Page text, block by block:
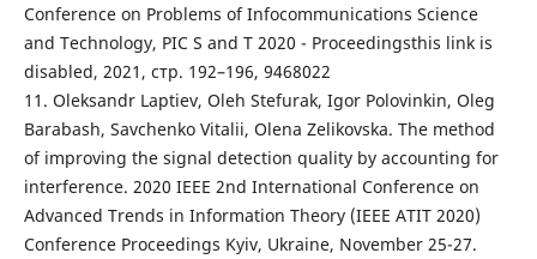
Conference on Problems of Infocommunications Science
and Technology, PIC S and T 2020 - Proceedingsthis link is
disabled, 2021, стр. 192–196, 9468022
11. Oleksandr Laptiev, Oleh Stefurak, Igor Polovinkin, Oleg
Barabash, Savchenko Vitalii, Olena Zelikovska. The method
of improving the signal detection quality by accounting for
interference. 2020 IEEE 2nd International Conference on
Advanced Trends in Information Theory (IEEE ATIT 2020)
Conference Proceedings Kyiv, Ukraine, November 25-27.